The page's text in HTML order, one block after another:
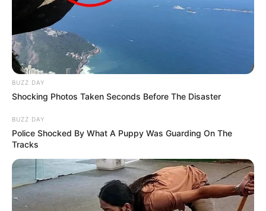
BUZZ DAY
Shocking Photos Taken Seconds Before The Disaster
BUZZ DAY
Police Shocked By What A Puppy Was Guarding On The
Tracks